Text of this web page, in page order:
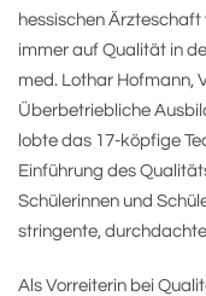
hessischen
immer auf Qualität in
med. Lothar Hofmann,
Überbetriebliche
lobte das 17-köpfige
Einführung des
Schülerinnen und
stringente,
Als Vorreiterin bei